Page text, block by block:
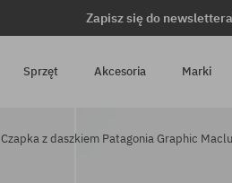
Zapisz się do
Sprzęt Akcesoria Marki
Czapka z daszkiem Patagonia Graphic